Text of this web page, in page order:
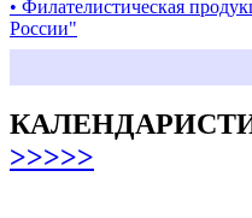
• Филателистическая
России"
>>>>>